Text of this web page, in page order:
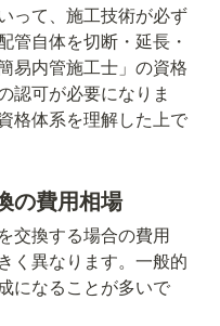
って、施工技術が必ず
管自体を切断・延長・
易内管施工士」の資格
認可が必要になりま
格体系を理解した上で
の費用相場
交換する場合の費用
く異なります。一般的
になることが多いで